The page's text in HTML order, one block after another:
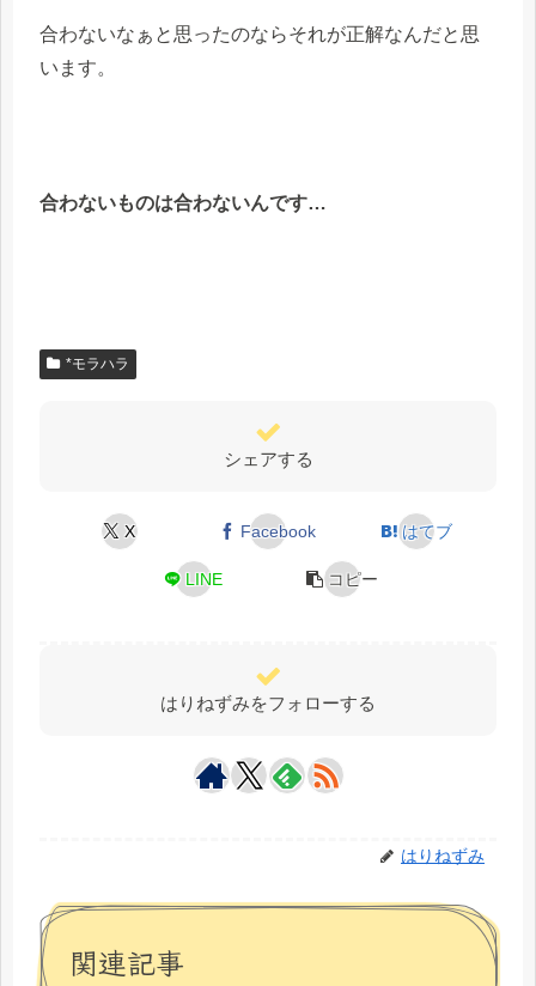
合わないなぁと思ったのならそれが正解なんだと思
います。
合わないものは合わないんです…
*モラハラ
シェアする
X Facebook はてブ
LINE コピー
はりねずみをフォローする
はりねずみ
関連記事